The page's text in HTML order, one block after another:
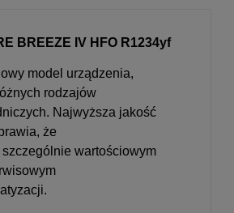
BREEZE IV HFO R1234yf
model urządzenia,
rodzajów
Najwyższa jakość
że
wartościowym